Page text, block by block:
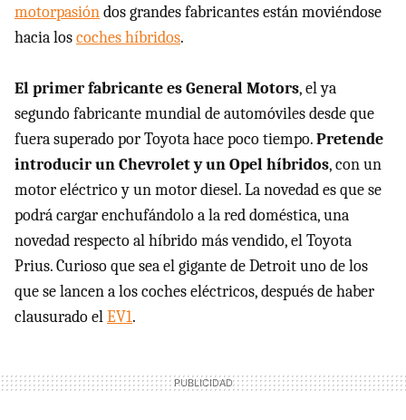
motorpasióndos grandes fabricantes están moviéndose
hacia loscoches híbridos.
El primer fabricante es General Motors, el ya
segundo fabricante mundial de automóviles desde que
fuera superado por Toyota hace poco tiempo.Pretende
introducir un Chevrolet y un Opel híbridos, con un
motor eléctrico y un motor diesel. La novedad es que se
podrá cargar enchufándolo a la red doméstica, una
novedad respecto al híbrido más vendido, el Toyota
Prius. Curioso que sea el gigante de Detroit uno de los
que se lancen a los coches eléctricos, después de haber
clausurado elEV1.